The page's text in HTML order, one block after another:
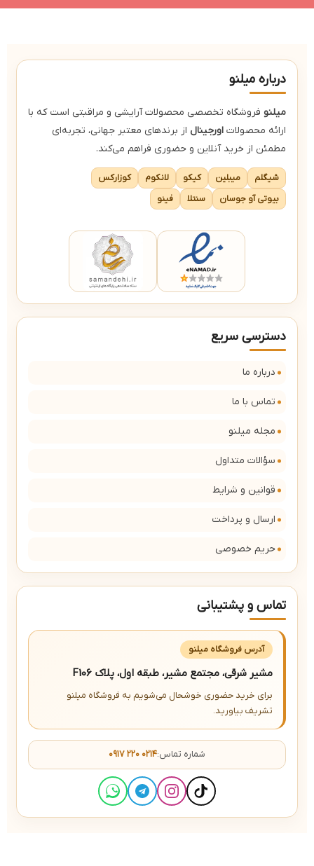
ایجاد رطوبت پوست و حفظ آن
جلوگیری از ایجاد جوش
درباره میلنو
میلنو فروشگاه تخصصی محصولات آرایشی و مراقبتی است که با
ارائه محصولات اورجینال از برندهای معتبر جهانی، تجربه‌ای
مطمئن از خرید آنلاین و حضوری فراهم می‌کند.
شیگلم میبلین کیکو لانکوم
کوزارکس
بیوتی آو جوسان
سنتلا فینو
دسترسی سریع
درباره ما
تماس با ما
مجله میلنو
سؤالات متداول
قوانین و شرایط
ارسال و پرداخت
حریم خصوصی
تماس و پشتیبانی
آدرس فروشگاه میلنو
مشیر شرقی، مجتمع مشیر، طبقه اول، پلاک F106
برای خرید حضوری خوشحال می‌شویم به فروشگاه میلنو
تشریف بیاورید.
شماره تماس:۰۹۱۷ ۲۲۰ ۰۲۱۴